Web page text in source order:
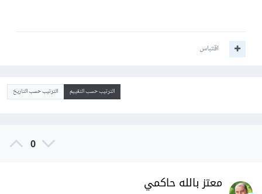
اقتباس
الترتيب حسب التقييم الترتيب حسب التاريخ
0
معتز بالله حاكمي